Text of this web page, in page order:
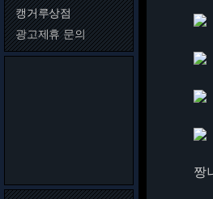
캥거루상점
광고제휴 문의
짱